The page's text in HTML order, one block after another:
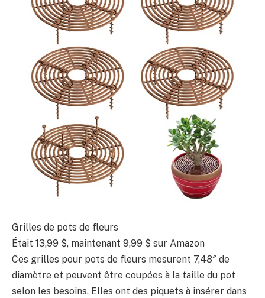
Grilles de pots de fleurs
Était 13,99 $, maintenant 9,99 $ sur Amazon
Ces grilles pour pots de fleurs mesurent 7,48″ de
diamètre et peuvent être coupées à la taille du pot
selon les besoins. Elles ont des piquets à insérer dans